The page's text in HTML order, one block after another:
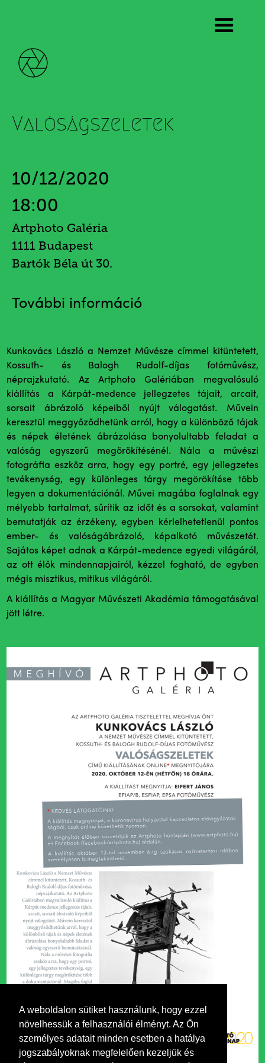
A weboldalon sütiket használunk, hogy ezzel
növelhessük a felhasználói élményt. Az Ön
személyes adatait minden esetben a hatálya
jogszabályoknak megfelelően kezeljük és
Valóságszeletek
10/12/2020
18:00
Artphoto Galéria
1111 Budapest
Bartók Béla út 30.
További információ
Kunkovács László a Nemzet Művésze címmel kitüntetett,
Kossuth- és Balogh Rudolf-díjas fotóművész,
néprajzkutató. Az Artphoto Galériában megvalósuló
kiállítás a Kárpát-medence jellegzetes tájait, arcait,
sorsait ábrázoló képeiből nyújt válogatást. Művein
keresztül meggyőződhetünk arról, hogy a különböző tájak
és népek életének ábrázolása bonyolultabb feladat a
valóság egyszerű megörökítésénél. Nála a művészi
fotográfia eszköz arra, hogy egy portré, egy jellegzetes
tevékenység, egy különleges tárgy megörökítése több
legyen a dokumentációnál. Művei magába foglalnak egy
mélyebb tartalmat, sűrítik az időt és a sorsokat, valamint
bemutatják az érzékeny, egyben kérlelhetetlenül pontos
ember- és valóságábrázoló, képalkotó művészetét.
Sajátos képet adnak a Kárpát-medence egyedi világáról,
az ott élők mindennapjairól, kézzel fogható, de egyben
mégis misztikus, mitikus világáról.
A kiállítás a Magyar Művészeti Akadémia támogatásával
jött létre.